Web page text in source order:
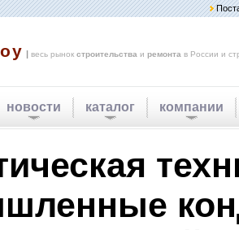
| весь рынок строительства и ремонта в России и
новости каталог компании